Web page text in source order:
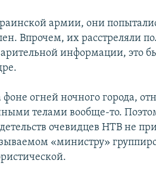
армии, они
Впрочем, их расстреляли
информации, это
фоне огней ночного города,
телами вообще-то.
очевидцев НТВ не
«министру»